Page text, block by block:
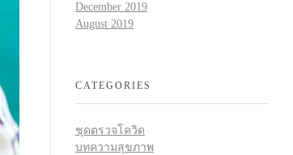
December 2019
August 2019
CATEGORIES
ชุดตรวจโควิด
บทความสุขภาพ